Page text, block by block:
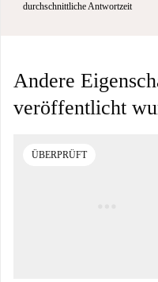
durchschnittliche Antwortzeit
Andere
veröffentlicht
ÜBERPRÜFT